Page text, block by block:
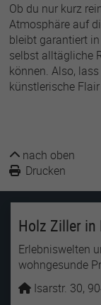
Ob du nur kurz
Atmosphäre auf
bleibt garantiert
selbst alltägliche
können. Also,
künstlerische
nach oben
Drucken
Holz Ziller in
Erlebniswelten
wohngesunde
Isarstr. 30,